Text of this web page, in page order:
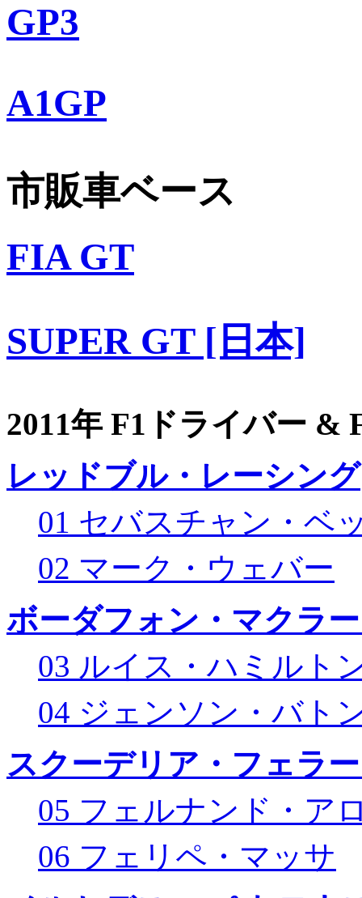
GP3
A1GP
市販車ベース
FIA GT
SUPER GT [日本]
2011年 F1ドライバー &
レッドブル・レーシング
01 セバスチャン・ベ
02 マーク・ウェバー
ボーダフォン・マクラ
03 ルイス・ハミルト
04 ジェンソン・バト
スクーデリア・フェラ
05 フェルナンド・ア
06 フェリペ・マッサ